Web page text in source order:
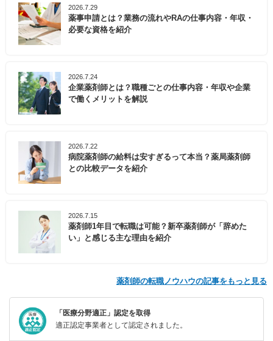
2026.7.29
薬事申請とは？業務の流れやRAの仕事内容・年収・
必要な資格を紹介
2026.7.24
企業薬剤師とは？職種ごとの仕事内容・年収や企業
で働くメリットを解説
2026.7.22
病院薬剤師の給料は安すぎるって本当？薬局薬剤師
との比較データを紹介
2026.7.15
薬剤師1年目で転職は可能？新卒薬剤師が「辞めた
い」と感じる主な理由を紹介
薬剤師の転職ノウハウの記事をもっと見る
「医療分野適正」認定を取得
適正認定事業者として認定されました。